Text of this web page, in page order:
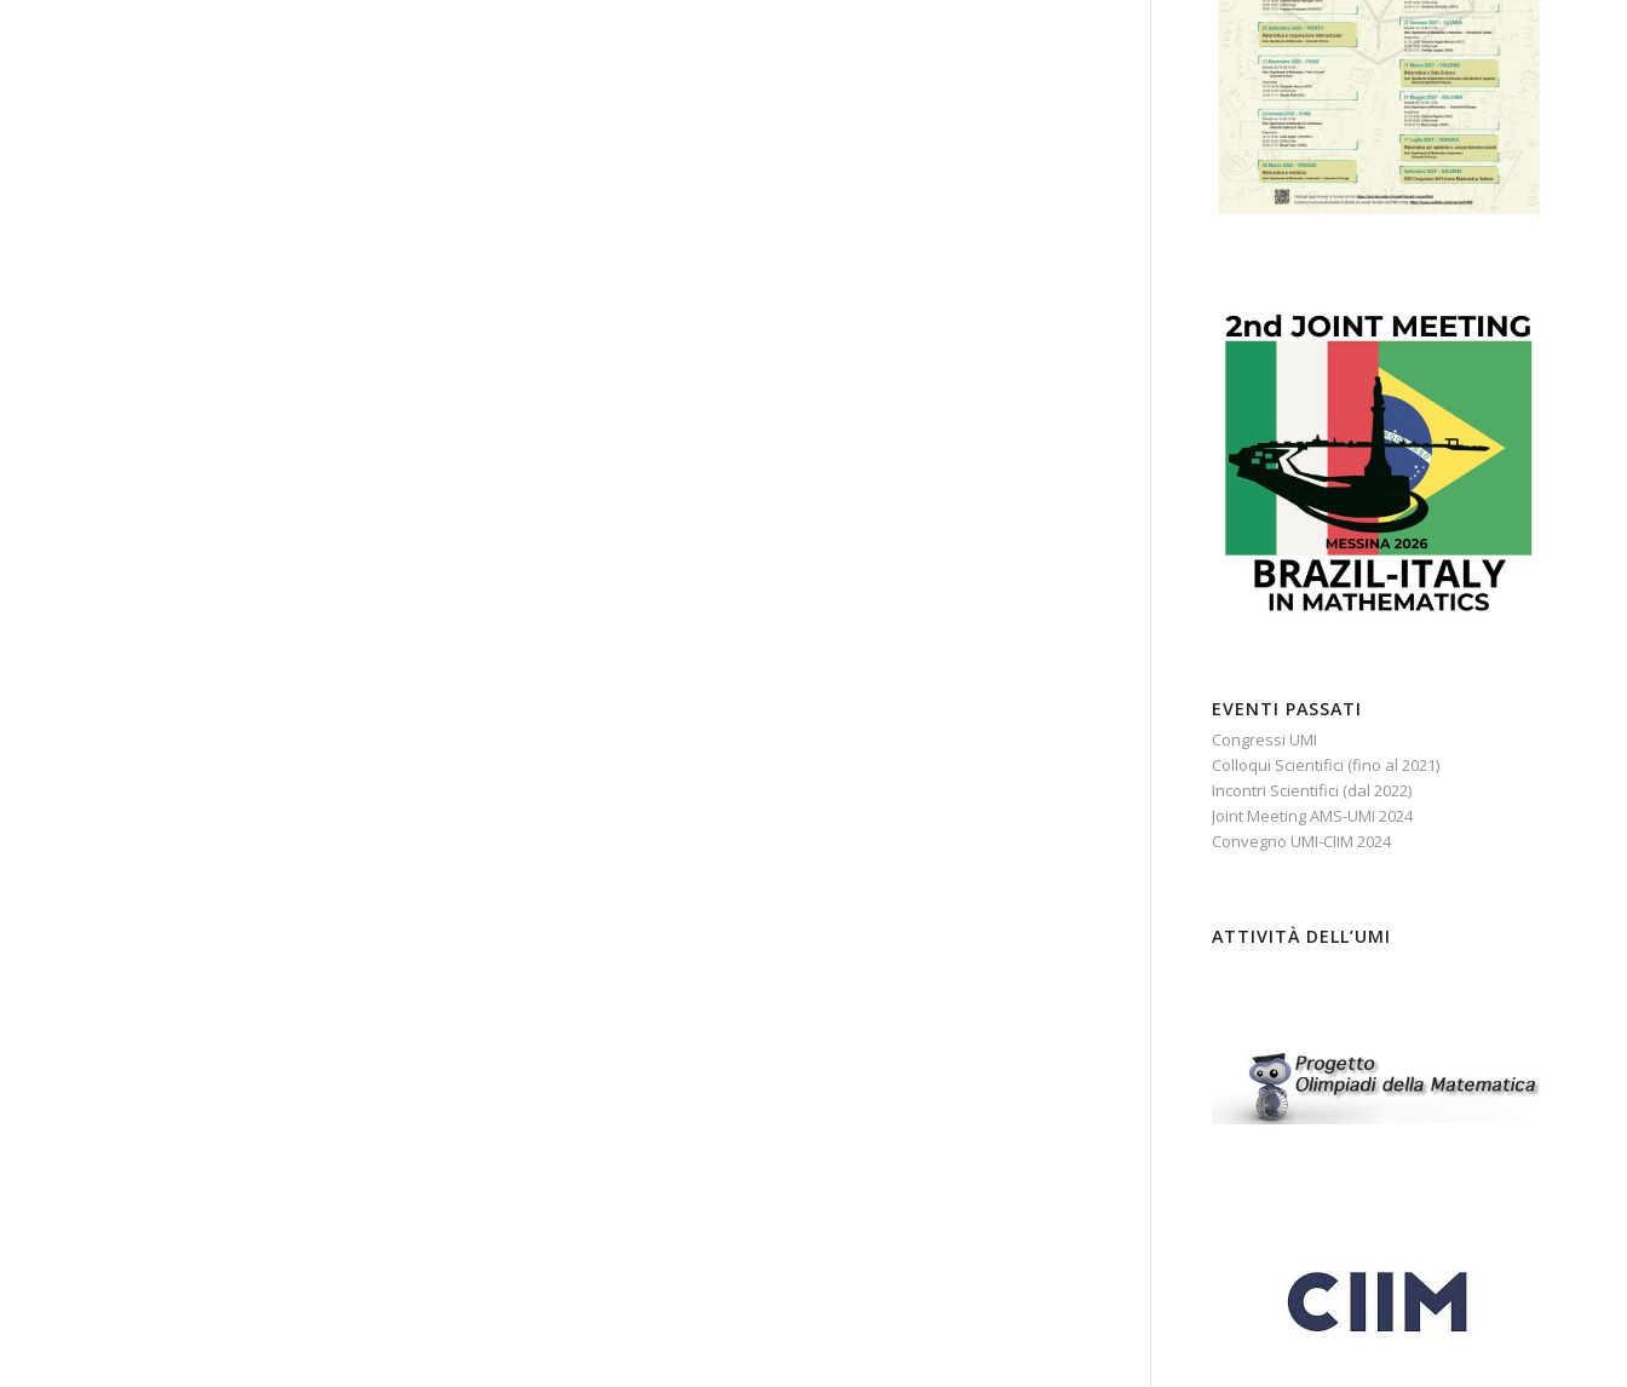
EVENTI PASSATI
Congressi UMI
Colloqui Scientifici (fino al 2021)
Incontri Scientifici (dal 2022)
Joint Meeting AMS-UMI 2024
Convegno UMI-CIIM 2024
ATTIVITÀ DELL’UMI